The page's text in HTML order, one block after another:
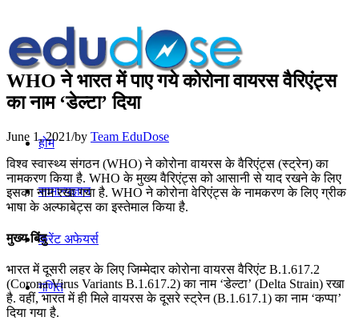
होम
सामान्यज्ञान
करेंट अफेयर्स
गणित
WHO ने भारत में पाए गये कोरोना वायरस वैरिएंट्स
का नाम ‘डेल्टा’ दिया
June 1, 2021/by Team EduDose
विश्व स्वास्थ्य संगठन (WHO) ने कोरोना वायरस के वैरिएंट्स (स्ट्रेन) का
नामकरण किया है. WHO के मुख्य वैरिएंट्स को आसानी से याद रखने के लिए
इसका नाम रखा गया है. WHO ने कोरोना वेरिएंट्स के नामकरण के लिए ग्रीक
भाषा के अल्फाबेट्स का इस्तेमाल किया है.
मुख्य बिंदु
भारत में दूसरी लहर के लिए जिम्‍मेदार कोरोना वायरस वैरिएंट B.1.617.2
(Corona Virus Variants B.1.617.2) का नाम ‘डेल्टा’ (Delta Strain) रखा
है. वहीं, भारत में ही मिले वायरस के दूसरे स्ट्रेन (B.1.617.1) का नाम ‘कप्पा’
दिया गया है.